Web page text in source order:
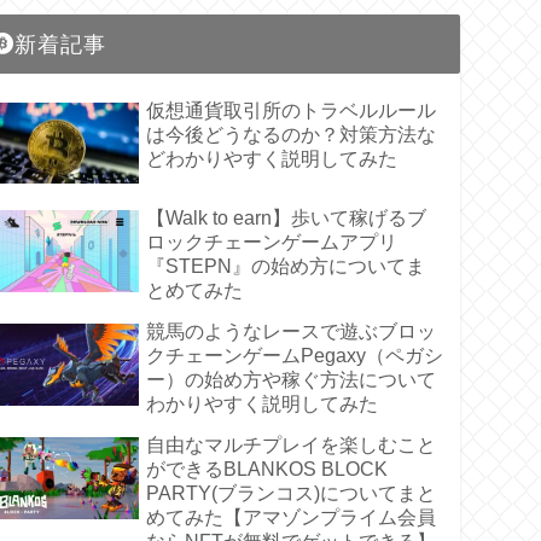
新着記事
仮想通貨取引所のトラベルルール
は今後どうなるのか？対策方法な
どわかりやすく説明してみた
【Walk to earn】歩いて稼げるブ
ロックチェーンゲームアプリ
『STEPN』の始め方についてま
とめてみた
競馬のようなレースで遊ぶブロッ
クチェーンゲームPegaxy（ペガシ
ー）の始め方や稼ぐ方法について
わかりやすく説明してみた
自由なマルチプレイを楽しむこと
ができるBLANKOS BLOCK
PARTY(ブランコス)についてまと
めてみた【アマゾンプライム会員